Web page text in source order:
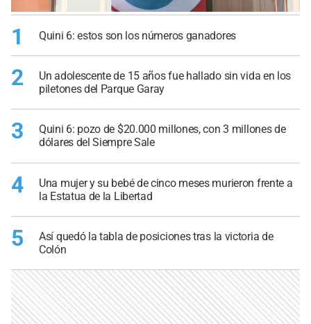
1 Quini 6: estos son los números ganadores
2
Un adolescente de 15 años fue hallado sin vida en los
piletones del Parque Garay
3
Quini 6: pozo de $20.000 millones, con 3 millones de
dólares del Siempre Sale
4
Una mujer y su bebé de cinco meses murieron frente a
la Estatua de la Libertad
5
Así quedó la tabla de posiciones tras la victoria de
Colón